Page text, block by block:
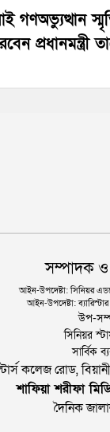
গণঅভ্যুত্থান
প্রধানমন্ত্রী
সম্পাদক
আইন-উপদেষ্টা: সিনিয়র
আইন-উপদেষ্টা:
উপ-
সিনিয়র
সার্বিক
কলেজ রোড,
শাফিয়া শরীফা
দৈনিক